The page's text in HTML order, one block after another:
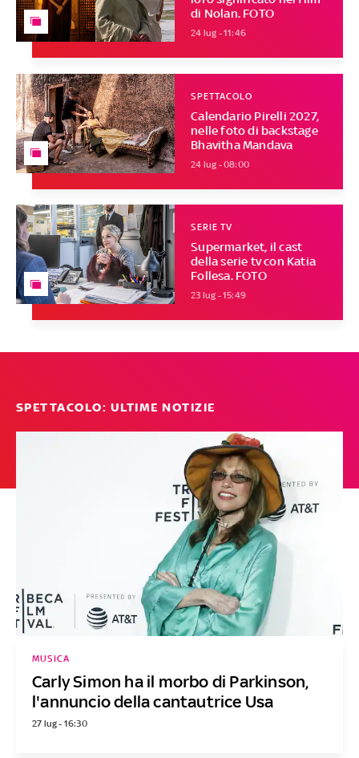
di Nolan. FOTO
24 lug - 11:46
Calendario Pirelli 2027,
nelle foto di backstage
Bhavitha Mandava
SPETTACOLO
24 lug - 08:00
Supermarket, il cast
della serie tv con Katia
Follesa. FOTO
SERIE TV
23 lug - 15:49
SPETTACOLO: ULTIME NOTIZIE
Carly Simon ha il morbo di Parkinson,
l'annuncio della cantautrice Usa
MUSICA
27 lug - 16:30